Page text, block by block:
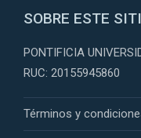
SOBRE ESTE
PONTIFICIA
RUC: 20155945860
Términos y